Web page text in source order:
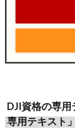
DJI資格の専
専用テキスト」